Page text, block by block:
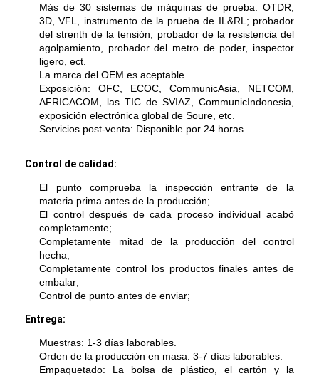
Interruptor de la fibra de Ethernet
Equipo de herramienta de la fibra óptica
Componentes del P.M. y del poder más elevado
Más de 30 sistemas de máquinas de prueba: OTDR,
3D, VFL, instrumento de la prueba de IL&RL; probador
del strenth de la tensión, probador de la resistencia del
agolpamiento, probador del metro de poder, inspector
ligero, ect.
La marca del OEM es aceptable.
Exposición: OFC, ECOC, CommunicAsia, NETCOM,
AFRICACOM, las TIC de SVIAZ, CommunicIndonesia,
exposición electrónica global de Soure, etc.
Servicios post-venta: Disponible por 24 horas.
Control de calidad:
El punto comprueba la inspección entrante de la
materia prima antes de la producción;
El control después de cada proceso individual acabó
completamente;
Completamente mitad de la producción del control
hecha;
Completamente control los productos finales antes de
embalar;
Control de punto antes de enviar;
Entrega:
Muestras: 1-3 días laborables.
Orden de la producción en masa: 3-7 días laborables.
Empaquetado: La bolsa de plástico, el cartón y la